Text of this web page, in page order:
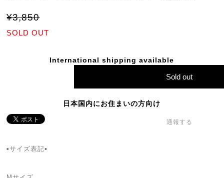
¥3,850
SOLD OUT
International shipping available
Sold out
日本国内にお住まいの方向け
通報する
▪️サイズ表記▪️